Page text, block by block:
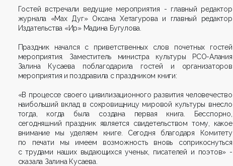
Гостей встречали ведущие мероприятия - главный редактор
журнала «Мах Дуг» Оксана Хетагурова и главный редактор
Издательства «Ир» Мадина Бугулова.
Праздник начался с приветственных слов почетных гостей
мероприятия. Заместитель министра культуры РСО-Алания
Залина Кусаева поблагодарила гостей и организаторов
мероприятия и поздравила с праздником книги:
«В процессе своего цивилизационного развития человечество
наибольший вклад в сокровищницу мировой культуры внесло
тогда, когда была создана первая книга. Бесспорно,
сегодняшний праздник является свидетельством тому, какое
внимание мы уделяем книге. Сегодня благодаря Комитету
по печати мы имеем возможность вновь соприкоснуться
с трудами наших выдающихся ученых, писателей и поэтов» -
сказала Залина Кусаева.